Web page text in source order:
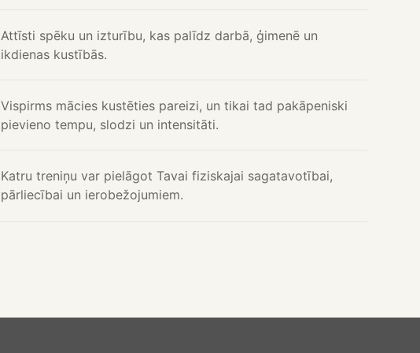
Attīsti spēku un izturību, kas palīdz darbā, ģimenē un
ikdienas kustībās.
Vispirms mācies kustēties pareizi, un tikai tad pakāpeniski
pievieno tempu, slodzi un intensitāti.
Katru treniņu var pielāgot Tavai fiziskajai sagatavotībai,
pārliecībai un ierobežojumiem.